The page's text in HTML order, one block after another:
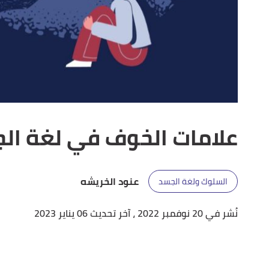
علامات الخوف في لغة
السلوك ولغة الجسد
عنود الخريشه
نُشر في 20 نوفمبر 2022
، آخر تحديث 06 يناير 2023